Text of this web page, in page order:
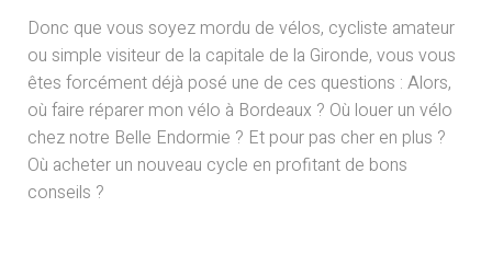
Donc que vous soyez mordu de vélos, cycliste amateur
ou simple visiteur de la capitale de la Gironde, vous vous
êtes forcément déjà posé une de ces questions : Alors,
où faire réparer mon vélo à Bordeaux ? Où louer un vélo
chez notre Belle Endormie ? Et pour pas cher en plus ?
Où acheter un nouveau cycle en profitant de bons
conseils ?